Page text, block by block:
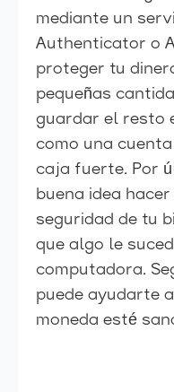
mediante un
Authenticator o
proteger tu
pequeñas
guardar el resto
como una
caja fuerte. Por
buena idea
seguridad de tu
que algo le
computadora.
puede ayudarte
moneda esté